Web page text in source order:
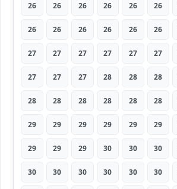
26 26 26 26 26 26
26 26 26 26 26 26
27 27 27 27 27 27
27 27 27 28 28 28
28 28 28 28 28 28
29 29 29 29 29 29
29 29 29 30 30 30
30 30 30 30 30 30